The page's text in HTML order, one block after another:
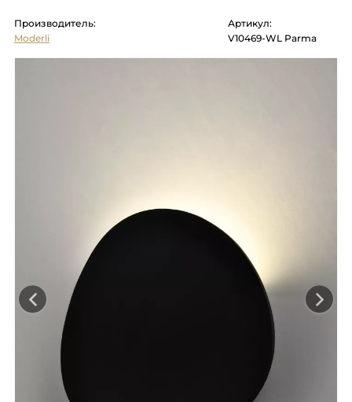
Производитель:
Moderli
Артикул:
V10469-WL Parma